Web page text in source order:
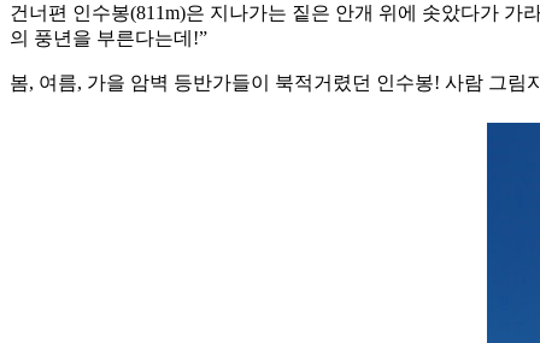
건너편 인수봉(811m)은 지나가는 짙은 안개 위에 솟았다가
의 풍년을 부른다는데!”
봄, 여름, 가을 암벽 등반가들이 북적거렸던 인수봉! 사람 그림